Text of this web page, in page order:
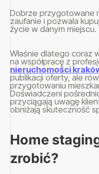
Dobrze przygotowane
zaufanie i pozwala
życie w danym miejscu.
Właśnie dlatego coraz
na współpracę z
nieruchomości
publikacji oferty, ale
przygotowaniu
Doświadczeni
przyciągają uwagę
obniżają skuteczność
Home
zrobić?